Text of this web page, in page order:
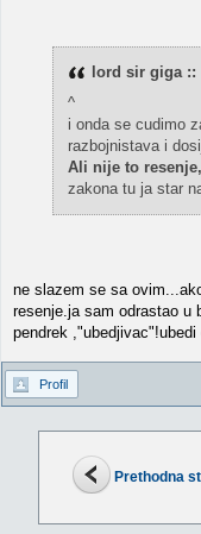
Prethodna
lord sir giga ::
^
i onda se cudimo
razbojnistava i
Ali nije to resenje,
zakona tu ja star
ne slazem se sa
resenje.ja sam odrastao u
pendrek
Profil